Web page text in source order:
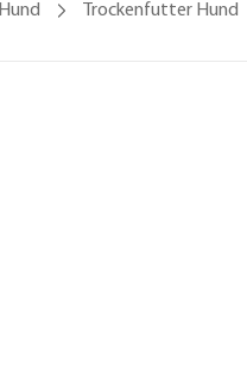
Hund Trockenfutter Hund